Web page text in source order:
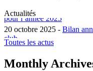
Actualités
Le
pour l’année 2025
20 octobre 2025 -
Bilan
club
15 octobre 2025 -
22 juin 2026 - Le
Toutes les actus
Monthly